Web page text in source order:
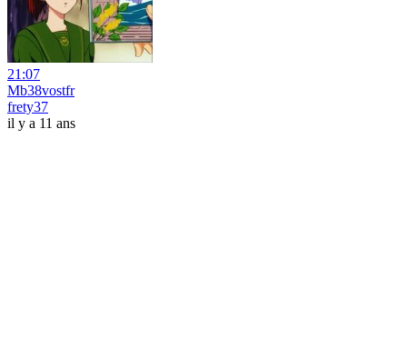
21:07
Mb38vostfr
frety37
il y a 11 ans